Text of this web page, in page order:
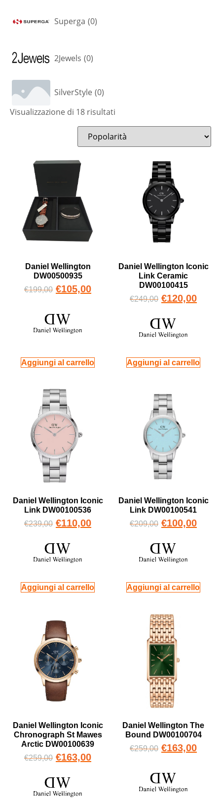
Superga (0)
2Jewels (0)
SilverStyle (0)
Visualizzazione di 18 risultati
Daniel Wellington
DW00500935
€199,00 €105,00
Aggiungi al carrello
Daniel Wellington Iconic
Link Ceramic
DW00100415
€249,00 €120,00
Aggiungi al carrello
Daniel Wellington Iconic
Link DW00100536
€239,00 €110,00
Aggiungi al carrello
Daniel Wellington Iconic
Link DW00100541
€209,00 €100,00
Aggiungi al carrello
Daniel Wellington Iconic
Chronograph St Mawes
Arctic DW00100639
€259,00 €163,00
Daniel Wellington The
Bound DW00100704
€259,00 €163,00